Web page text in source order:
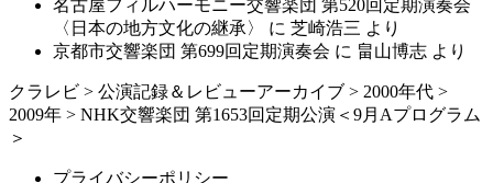
名古屋フィルハーモニー交響楽団 第520回定期演奏会
〈日本の地方文化の継承〉
に 芝崎浩三 より
京都市交響楽団 第699回定期演奏会 に 畠山博志 より
クラレビ > 公演記録＆レビューアーカイブ > 2000年代 >
2009年 > NHK交響楽団 第1653回定期公演＜9月Aプログラム
＞
プライバシーポリシー